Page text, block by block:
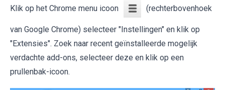
Klik op het Chrome menu icoon (rechterbovenhoek
van Google Chrome) selecteer "Instellingen" en klik op
"Extensies". Zoek naar recent geïnstalleerde mogelijk
verdachte add-ons, selecteer deze en klik op een
prullenbak-icoon.